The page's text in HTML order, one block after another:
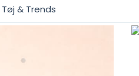
Tøj & Trends